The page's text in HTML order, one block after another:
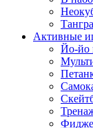
Активные
Йо-йо